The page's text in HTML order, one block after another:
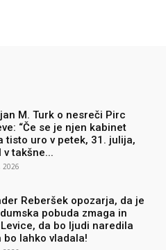
M. Turk o nesreči Pirc
“Če se je njen kabinet
tisto uro v petek, 31. julija,
v takšne...
2026
Reberšek opozarja, da je
pobuda zmaga in
da bo ljudi naredila
bo lahko vladala!